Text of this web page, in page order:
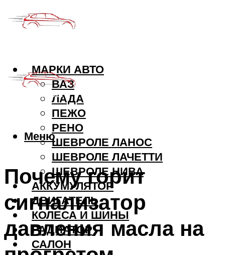
МАРКИ АВТО
ВАЗ
ЛАДА
ПЕЖО
РЕНО
ШЕВРОЛЕ ЛАНОС
ШЕВРОЛЕ ЛАЧЕТТИ
ШЕВРОЛЕ НИВА
АККУМУЛЯТОР
ДВИГАТЕЛЬ
КОЛЕСА И ШИНЫ
РАДИАТОР
САЛОН
Меню
Почему горит
сигнализатор
давления масла на